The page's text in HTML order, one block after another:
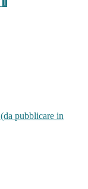
pubblicare in